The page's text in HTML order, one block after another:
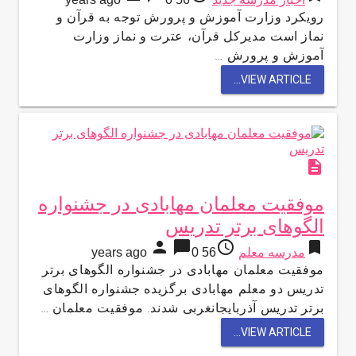
رویکرد وزارت آموزش و پرورش توجه به قرآن و
نماز است مدیرکل قرآن، عترت و نماز وزارت
آموزش و پرورش …
VIEW ARTICLE...
description
موفقیت معلمان مهابادی در جشنواره
الگوهای برتر تدریس
bookmark مدرسه معلم access_time
56 years ago
person chat_bubble0
موفقیت معلمان مهابادی در جشنواره الگوهای برتر
تدریس دو معلم مهابادی برگزیده جشنواره الگوهای
برتر تدریس آذربایجانغربی شدند. موفقیت معلمان …
VIEW ARTICLE...